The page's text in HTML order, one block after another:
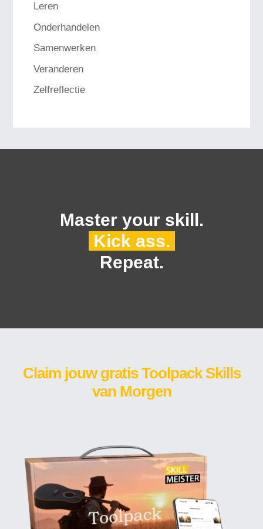
Leren
Onderhandelen
Samenwerken
Veranderen
Zelfreflectie
Master your skill.
Kick ass.
Repeat.
Claim jouw gratis Toolpack Skills
van Morgen